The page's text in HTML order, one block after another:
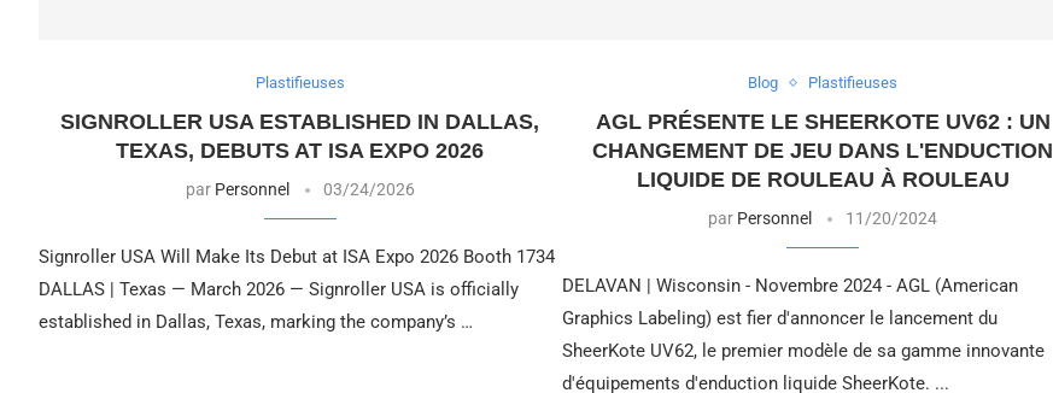
Plastifieuses
SIGNROLLER USA ESTABLISHED IN DALLAS,
TEXAS, DEBUTS AT ISA EXPO 2026
par Personnel 03/24/2026
Signroller USA Will Make Its Debut at ISA Expo 2026 Booth 1734
DALLAS | Texas — March 2026 — Signroller USA is officially
established in Dallas, Texas, marking the company’s …
Blog Plastifieuses
AGL PRÉSENTE LE SHEERKOTE UV62 : UN
CHANGEMENT DE JEU DANS L'ENDUCTION
LIQUIDE DE ROULEAU À ROULEAU
par Personnel 11/20/2024
DELAVAN | Wisconsin - Novembre 2024 - AGL (American
Graphics Labeling) est fier d'annoncer le lancement du
SheerKote UV62, le premier modèle de sa gamme innovante
d'équipements d'enduction liquide SheerKote. ...